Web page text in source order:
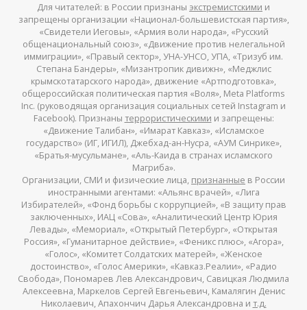
Для читателей: в России признаны экстремистскими и
запрещены организации «Национал-большевистская партия»,
«Свидетели Иеговы», «Армия воли народа», «Русский
общенациональный союз», «Движение против нелегальной
иммиграции», «Правый сектор», УНА-УНСО, УПА, «Тризуб им.
Степана Бандеры», «Мизантропик дивижн», «Меджлис
крымскотатарского народа», движение «Артподготовка»,
общероссийская политическая партия «Воля», Meta Platforms
Inc. (руководящая организация социальных сетей Instagram и
Facebook). Признаны террористическими и запрещены:
«Движение Талибан», «Имарат Кавказ», «Исламское
государство» (ИГ, ИГИЛ), Джебхад-ан-Нусра, «АУМ Синрике»,
«Братья-мусульмане», «Аль-Каида в странах исламского
Магриба».
Организации, СМИ и физические лица, признанные в России
иностранными агентами: «Альянс врачей», «Лига
Избирателей», «Фонд борьбы с коррупцией», «В защиту прав
заключенных», ИАЦ «Сова», «Аналитический Центр Юрия
Левады», «Мемориал», «Открытый Петербург», «Открытая
Россия», «Гуманитарное действие», «Феникс плюс», «Агора»,
«Голос», «Комитет Солдатских матерей», «Женское
достоинство», «Голос Америки», «Кавказ.Реалии», «Радио
Свобода», Пономарев Лев Александрович, Савицкая Людмила
Алексеевна, Маркелов Сергей Евгеньевич, Камалягин Денис
Николаевич, Апахончич Дарья Александровна и т.д.